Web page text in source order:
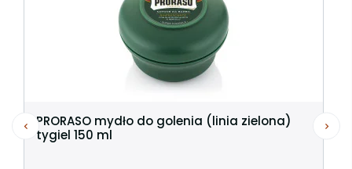
PRORASO mydło do golenia (linia zielona)
tygiel 150 ml